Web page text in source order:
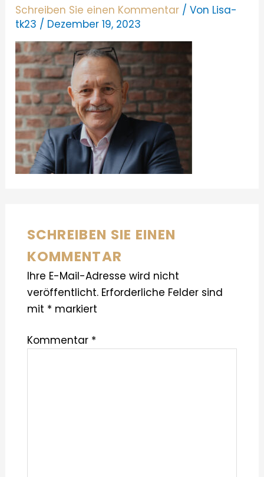
Schreiben Sie einen Kommentar / Von Lisa-
tk23 / Dezember 19, 2023
SCHREIBEN SIE EINEN
KOMMENTAR
Ihre E-Mail-Adresse wird nicht
veröffentlicht. Erforderliche Felder sind
mit * markiert
Kommentar *